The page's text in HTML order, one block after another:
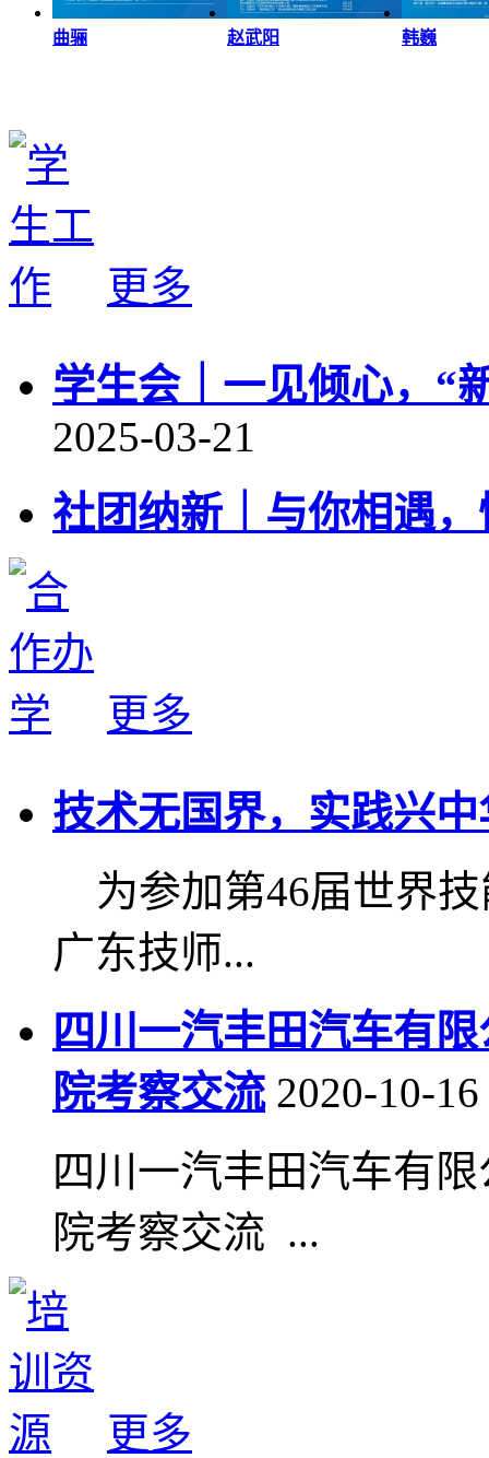
曲骊 赵武阳 韩巍
更多
学生会｜一见倾心，“
2025-03-21
社团纳新｜与你相遇
更多
技术无国界，实践兴中
为参加第46届世界技
广东技师...
四川一汽丰田汽车有
院考察交流 2020-10-16
四川一汽丰田汽车有
院考察交流 ...
更多